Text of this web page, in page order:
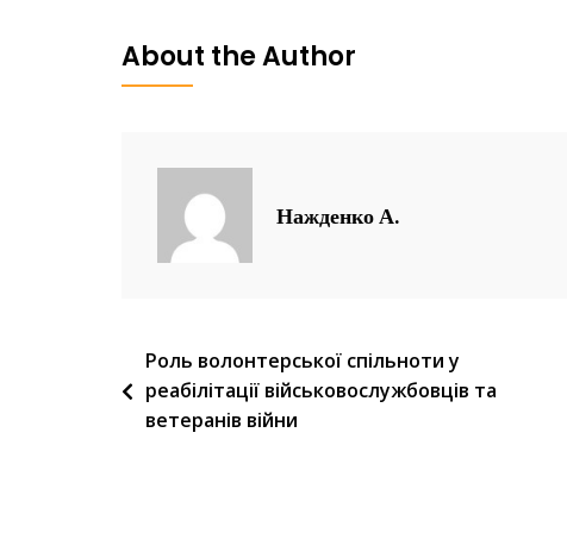
About the Author
Нажденко А.
Навігація
записів
Роль волонтерської спільноти у
реабілітації військовослужбовців та
ветеранів війни